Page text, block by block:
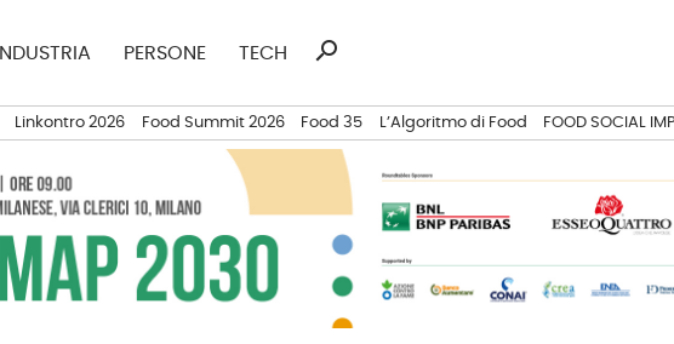
INDUSTRIA PERSONE TECH
Ricerca
search
Linkontro 2026 Food Summit 2026 Food 35 L’Algoritmo di Food FOOD SOCIAL